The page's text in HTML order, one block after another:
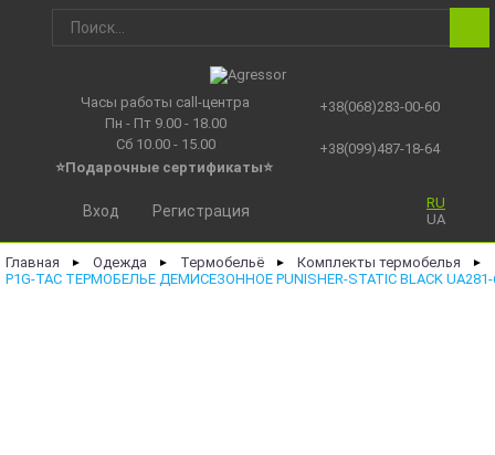
Часы работы call-центра
Пн - Пт 9.00 - 18.00
Сб 10.00 - 15.00
⭐Подарочные сертификаты⭐
+38(068)283-00-60
+38(099)487-18-64
RU
UA
Вход Регистрация
Главная ► Одежда ► Термобельё ► Комплекты термобелья ►
P1G-TAC ТЕРМОБЕЛЬЕ ДЕМИСЕЗОННОЕ PUNISHER-STATIC BLACK UA281-